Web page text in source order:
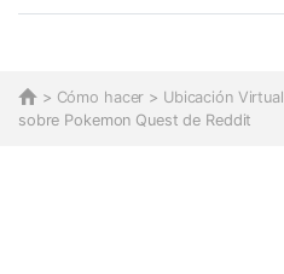
> Cómo hacer > Ubicación Virtual
sobre Pokemon Quest de Reddit